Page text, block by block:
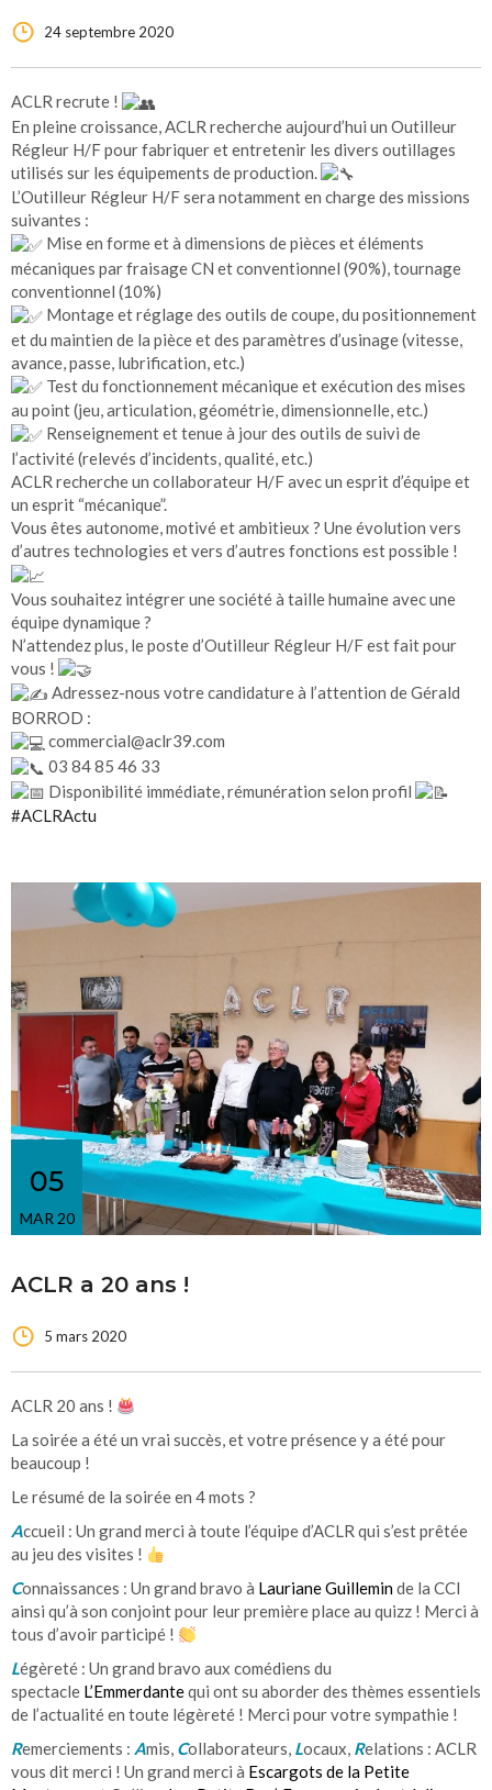
24 septembre 2020
ACLR recrute !
En pleine croissance, ACLR recherche aujourd’hui un Outilleur
Régleur H/F pour fabriquer et entretenir les divers outillages
utilisés sur les équipements de production.
L’Outilleur Régleur H/F sera notamment en charge des missions
suivantes :
Mise en forme et à dimensions de pièces et éléments
mécaniques par fraisage CN et conventionnel (90%), tournage
conventionnel (10%)
Montage et réglage des outils de coupe, du positionnement
et du maintien de la pièce et des paramètres d’usinage (vitesse,
avance, passe, lubrification, etc.)
Test du fonctionnement mécanique et exécution des mises
au point (jeu, articulation, géométrie, dimensionnelle, etc.)
Renseignement et tenue à jour des outils de suivi de
l’activité (relevés d’incidents, qualité, etc.)
ACLR recherche un collaborateur H/F avec un esprit d’équipe et
un esprit “mécanique”.
Vous êtes autonome, motivé et ambitieux ? Une évolution vers
d’autres technologies et vers d’autres fonctions est possible !
Vous souhaitez intégrer une société à taille humaine avec une
équipe dynamique ?
N’attendez plus, le poste d’Outilleur Régleur H/F est fait pour
vous !
Adressez-nous votre candidature à l’attention de Gérald
BORROD :
commercial@aclr39.com
03 84 85 46 33
Disponibilité immédiate, rémunération selon profil
#ACLRActu
05
MAR 20
ACLR a 20 ans !
5 mars 2020
ACLR 20 ans !
La soirée a été un vrai succès, et votre présence y a été pour
beaucoup !
Le résumé de la soirée en 4 mots ?
Accueil : Un grand merci à toute l’équipe d’ACLR qui s’est prêtée
au jeu des visites !
Connaissances : Un grand bravo à Lauriane Guilleminde la CCI
ainsi qu’à son conjoint pour leur première place au quizz ! Merci à
tous d’avoir participé !
Légèreté : Un grand bravo aux comédiens du
spectacle L’Emmerdantequi ont su aborder des thèmes essentiels
de l’actualité en toute légèreté ! Merci pour votre sympathie !
Remerciements : Amis, Collaborateurs, Locaux, Relations : ACLR
vous dit merci ! Un grand merci à Escargots de la Petite